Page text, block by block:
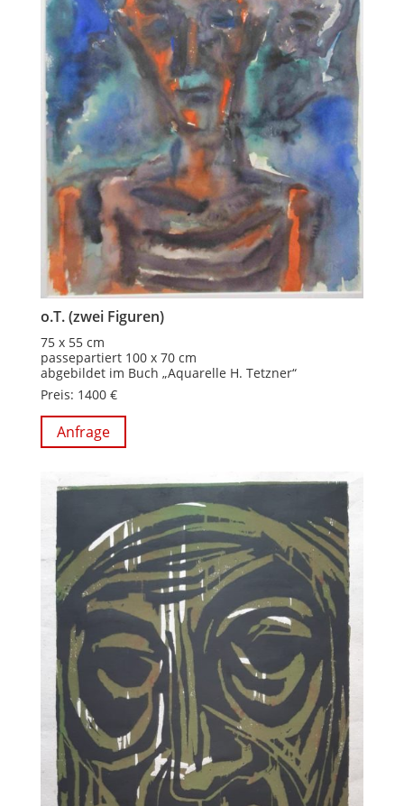
o.T. (zwei Figuren)
75 x 55 cm
passepartiert 100 x 70 cm
abgebildet im Buch „Aquarelle H. Tetzner“
Preis: 1400 €
Anfrage